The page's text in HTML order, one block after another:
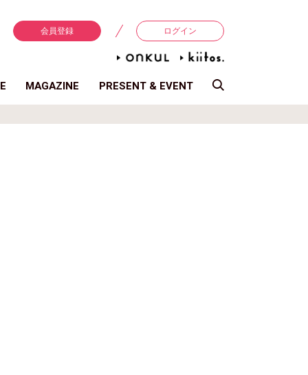
会員登録 ログイン
MAGAZINE PRESENT & EVENT